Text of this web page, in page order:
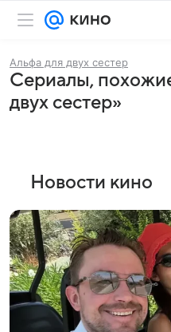
Альфа для двух сестер
Сериалы,
двух сестер»
Новости кино